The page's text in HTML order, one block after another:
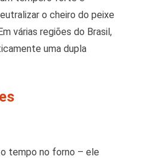
o cheiro do peixe
várias regiões do Brasil,
uma dupla
tempo no forno – ele